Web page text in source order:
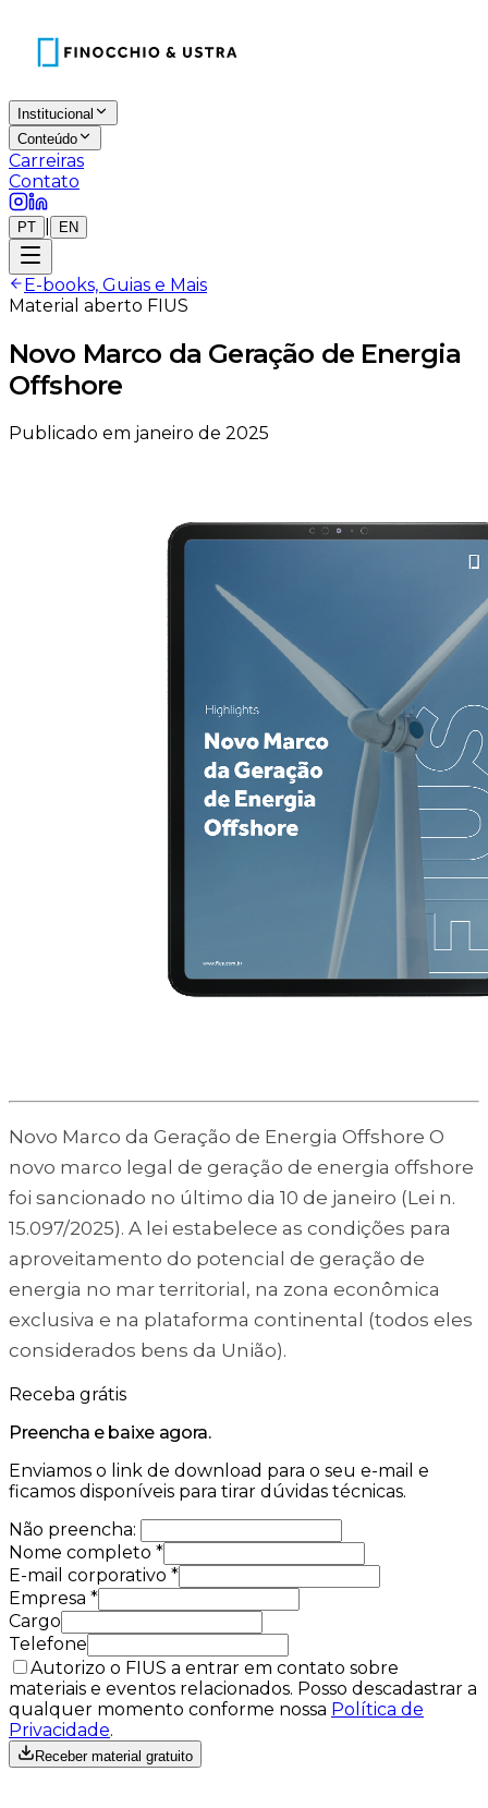
Institucional
Conteúdo
Carreiras
Contato
PT EN
E-books, Guias e Mais
Material aberto FIUS
Novo Marco da Geração de Energia
Offshore
Publicado em janeiro de 2025
Novo Marco da Geração de Energia Offshore O
novo marco legal de geração de energia offshore
foi sancionado no último dia 10 de janeiro (Lei n.
15.097/2025). A lei estabelece as condições para
aproveitamento do potencial de geração de
energia no mar territorial, na zona econômica
exclusiva e na plataforma continental (todos eles
considerados bens da União).
Receba grátis
Preencha e baixe agora.
Enviamos o link de download para o seu e-mail e
ficamos disponíveis para tirar dúvidas técnicas.
Não preencha:
Nome completo *
E-mail corporativo *
Empresa *
Cargo
Telefone
Autorizo o FIUS a entrar em contato sobre
materiais e eventos relacionados. Posso descadastrar a
qualquer momento conforme nossa Política de
Privacidade.
Receber material gratuito